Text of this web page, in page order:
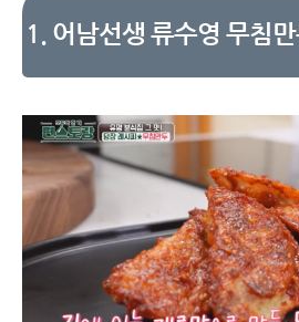
1. 어남선생 류수영 무침